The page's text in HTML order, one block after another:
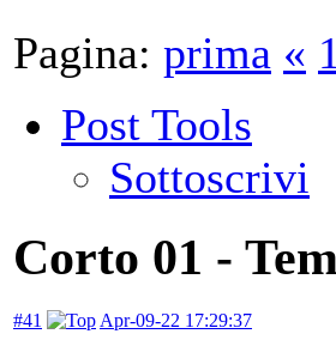
Pagina: prima « 1
Post Tools
Sottoscrivi
Corto 01 -
#41 Apr-09-22 17:29:37